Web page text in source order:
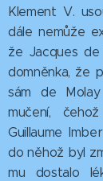
Klement V.
dále nemůže
že Jacques
domněnka, že
sám de
mučení,
Guillaume
do něhož byl
mu dostalo